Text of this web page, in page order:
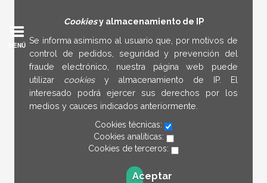
Cookiesy almacenamiento de IP
Se informa asimismo al usuario que, por motivos de
control de pedidos, seguridad y prevención del
fraude electrónico, nuestra página web puede
utilizar cookies y almacenamiento de IP. El
interesado podrá ejercer sus derechos por los
medios y cauces indicados anteriormente.
Cookies técnicas:
Cookies analíticas:
Cookies de terceros:
Aceptar
MENÚ